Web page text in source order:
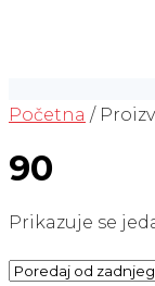
Početna /
90
Prikazuje se